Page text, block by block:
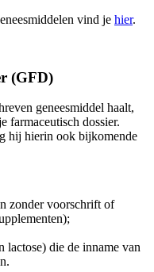
vind je hier.
(GFD)
geneesmiddel haalt,
farmaceutisch dossier.
hij hierin ook bijkomende
zonder voorschrift of
lactose) die de inname van